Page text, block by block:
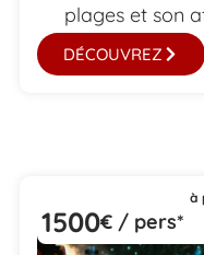
plages et son
DÉCOUVREZ
à
1500€ / pers*